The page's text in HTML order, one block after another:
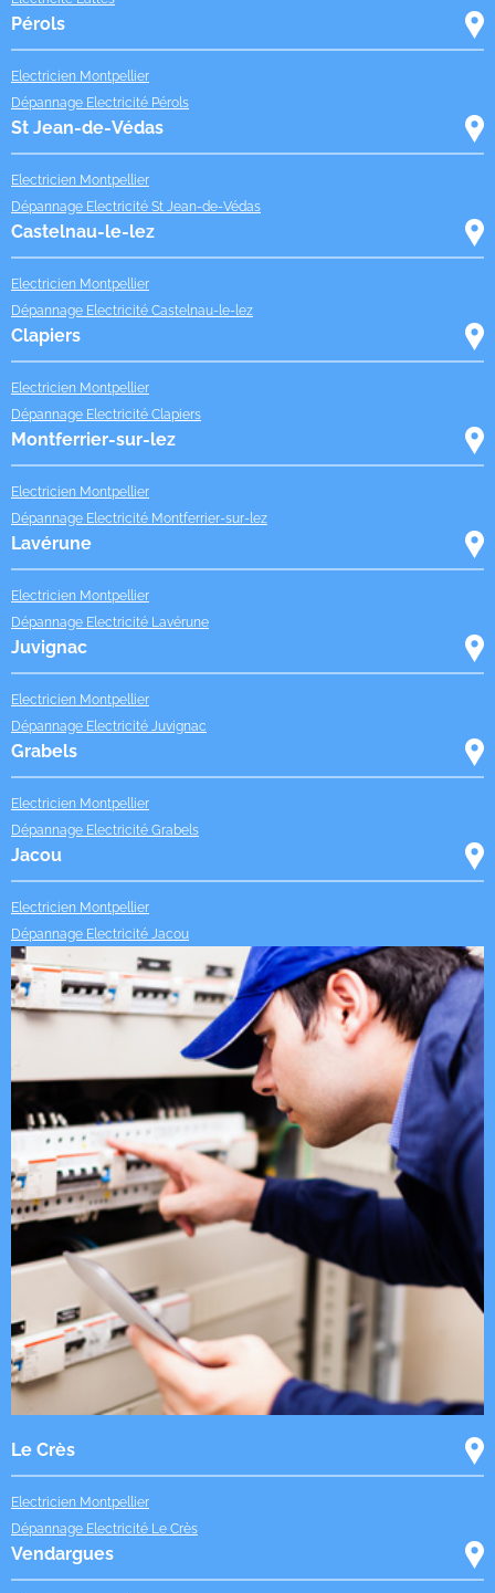
Pérols
Electricien Montpellier
Dépannage Electricité Pérols
St Jean-de-Védas
Electricien Montpellier
Dépannage Electricité St Jean-de-Védas
Castelnau-le-lez
Electricien Montpellier
Dépannage Electricité Castelnau-le-lez
Clapiers
Electricien Montpellier
Dépannage Electricité Clapiers
Montferrier-sur-lez
Electricien Montpellier
Dépannage Electricité Montferrier-sur-lez
Lavérune
Electricien Montpellier
Dépannage Electricité Lavérune
Juvignac
Electricien Montpellier
Dépannage Electricité Juvignac
Grabels
Electricien Montpellier
Dépannage Electricité Grabels
Jacou
Electricien Montpellier
Dépannage Electricité Jacou
Le Crès
Electricien Montpellier
Dépannage Electricité Le Crès
Vendargues